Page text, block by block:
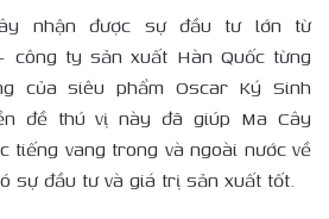
nhận được sự đầu tư lớn từ
công ty sản xuất Hàn Quốc từng
của siêu phẩm Oscar Ký Sinh
đề thú vị này đã giúp Ma Cây
tiếng vang trong và ngoài nước về
sự đầu tư và giá trị sản xuất tốt.